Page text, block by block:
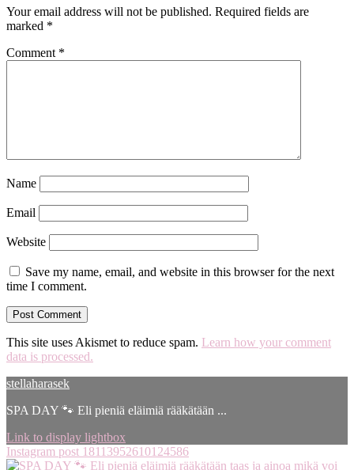
Your email address will not be published. Required fields are
marked *
Comment *
Name
Email
Website
Save my name, email, and website in this browser for the next
time I comment.
This site uses Akismet to reduce spam. Learn how your comment
data is processed.
stellaharasek
SPA DAY 🐾 Eli pieniä eläimiä rääkätään ...
Link to display lightbox
Instagram post 18113952610124586